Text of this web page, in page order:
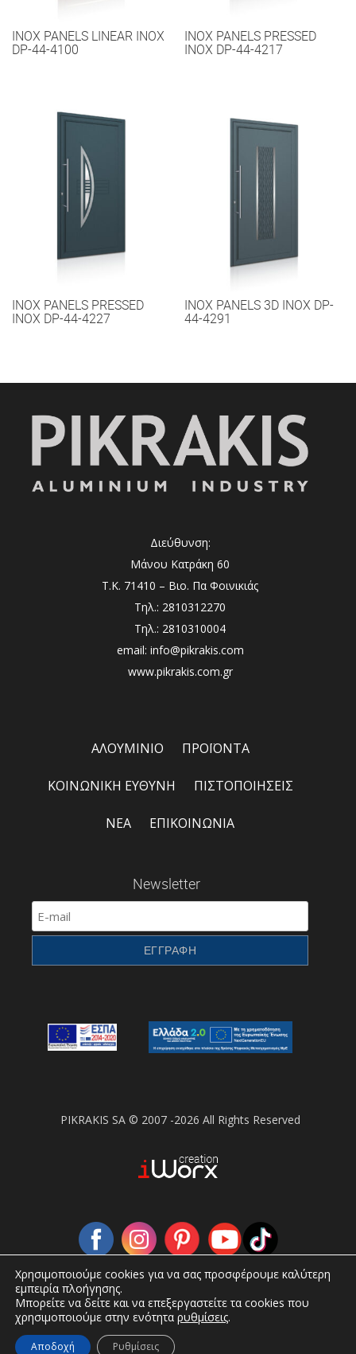
INOX PANELS LINEAR INOX
DP-44-4100
INOX PANELS PRESSED
INOX DP-44-4217
INOX PANELS PRESSED
INOX DP-44-4227
INOX PANELS 3D INOX DP-
44-4291
Διεύθυνση:
Μάνου Κατράκη 60
Τ.Κ. 71410 – Βιο. Πα Φοινικιάς
Τηλ.: 2810312270
Τηλ.: 2810310004
email: info@pikrakis.com
www.pikrakis.com.gr
ΑΛΟΥΜΙΝΙΟ ΠΡΟΪΟΝΤΑ
ΚΟΙΝΩΝΙΚΗ ΕΥΘΥΝΗ ΠΙΣΤΟΠΟΙΗΣΕΙΣ
ΝΕΑ ΕΠΙΚΟΙΝΩΝΙΑ
Newsletter
PIKRAKIS SA © 2007 -2026 All Rights Reserved
Χρησιμοποιούμε cookies για να σας προσφέρουμε καλύτερη
εμπειρία πλοήγησης.
Μπορείτε να δείτε και να επεξεργαστείτε τα cookies που
χρησιμοποιούμε στην ενότητα ρυθμίσεις.
Αποδοχή Ρυθμίσεις